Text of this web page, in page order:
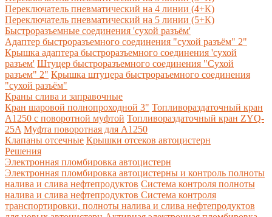
Переключатель пневматический на 4 линии (4+К)
Переключатель пневматический на 5 линии (5+К)
Быстроразъемные соединения 'сухой разъём'
Адаптер быстроразъемного соединения "сухой разъём" 2"
Крышка адаптера быстроразъемного соединения 'сухой
разъем' Штуцер быстроразъемного соединения "Сухой
разъем" 2" Крышка штуцера быстрораъемного соединения
"сухой разъём"
Краны слива и заправочные
Кран шаровой полнопроходной 3" Топливораздаточный кран
A1250 с поворотной муфтой Топливораздаточный кран ZYQ-
25A Муфта поворотная для А1250
Клапаны отсечные Крышки отсеков автоцистерн
Решения
Электронная пломбировка автоцистерн
Электронная пломбировка автоцистерны и контроль полноты
налива и слива нефтепродуктов Система контроля полноты
налива и слива нефтепродуктов Система контроля
транспортировки, полноты налива и слива нефтепродуктов